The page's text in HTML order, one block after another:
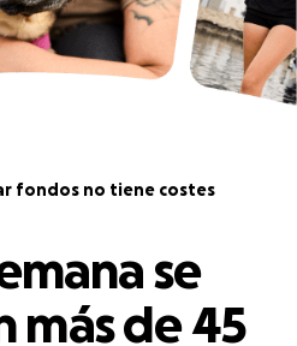
fondos no tiene costes
se
más de 45